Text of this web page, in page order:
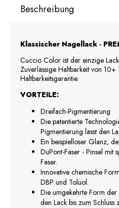
Beschreibung
Klassischer Nagellack -
Cuccio Color ist der einzige
Zuverlässige Haltbarkeit von
Haltbarkeitsgarantie.
VORTEILE:
Dreifach-Pigmentierung
Die patentierte
Pigmentierung lässt den
Ein beispielloser Glanz,
DuPont-Faser - Pinsel mit
Faser.
Innovative chemische
DBP und Toluol.
Die umgekehrte Form der
den Lack bis zum Schluss